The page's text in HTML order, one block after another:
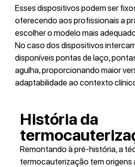
Esses dispositivos podem ser
oferecendo aos profissionais a
escolher o modelo mais
No caso dos dispositivos
disponíveis pontas de laço,
agulha, proporcionando maior
adaptabilidade ao contexto
História da
Remontando à pré-história, a
termocauterização tem origens